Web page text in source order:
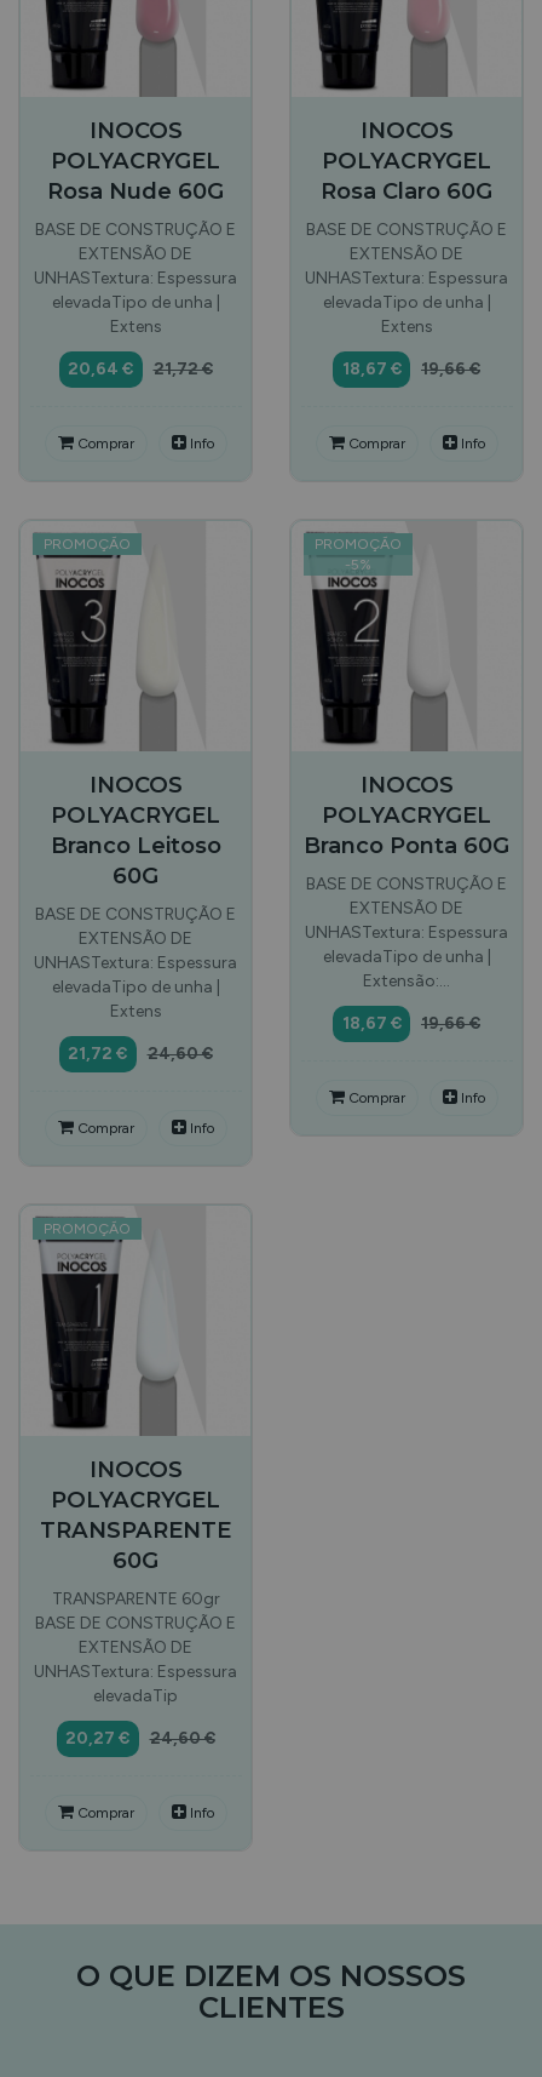
INOCOS
POLYACRYGEL
Rosa Nude 60G
BASE DE CONSTRUÇÃO E
EXTENSÃO DE
UNHASTextura: Espessura
elevadaTipo de unha |
Extens
20,64 € 21,72 €
Comprar Info
INOCOS
POLYACRYGEL
Rosa Claro 60G
BASE DE CONSTRUÇÃO E
EXTENSÃO DE
UNHASTextura: Espessura
elevadaTipo de unha |
Extens
18,67 € 19,66 €
Comprar Info
PROMOÇÃO
INOCOS
POLYACRYGEL
Branco Leitoso
60G
BASE DE CONSTRUÇÃO E
EXTENSÃO DE
UNHASTextura: Espessura
elevadaTipo de unha |
Extens
21,72 € 24,60 €
Comprar Info
PROMOÇÃO
-5%
INOCOS
POLYACRYGEL
Branco Ponta 60G
BASE DE CONSTRUÇÃO E
EXTENSÃO DE
UNHASTextura: Espessura
elevadaTipo de unha |
Extensão:…
18,67 € 19,66 €
Comprar Info
PROMOÇÃO
INOCOS
POLYACRYGEL
TRANSPARENTE
60G
TRANSPARENTE 60gr
BASE DE CONSTRUÇÃO E
EXTENSÃO DE
UNHASTextura: Espessura
elevadaTip
20,27 € 24,60 €
Comprar Info
O QUE DIZEM OS NOSSOS
CLIENTES